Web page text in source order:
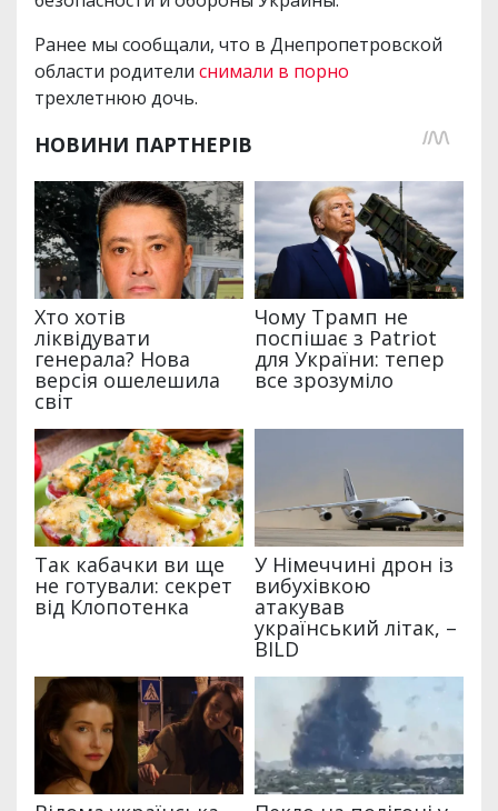
Ранее мы сообщали, что в Днепропетровской
области родители снимали в порно
трехлетнюю дочь.